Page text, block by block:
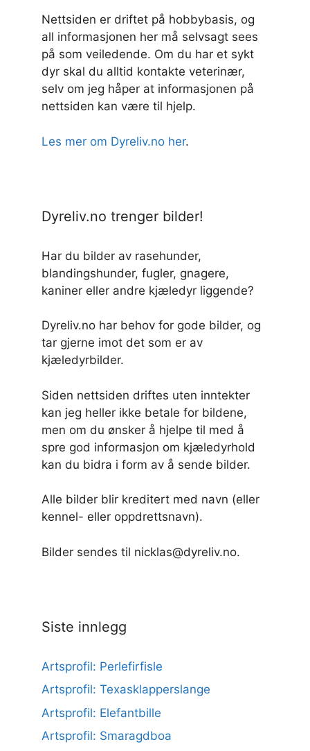
Nettsiden er driftet på hobbybasis, og
all informasjonen her må selvsagt sees
på som veiledende. Om du har et sykt
dyr skal du alltid kontakte veterinær,
selv om jeg håper at informasjonen på
nettsiden kan være til hjelp.
Les mer om Dyreliv.no her.
Dyreliv.no trenger bilder!
Har du bilder av rasehunder,
blandingshunder, fugler, gnagere,
kaniner eller andre kjæledyr liggende?
Dyreliv.no har behov for gode bilder, og
tar gjerne imot det som er av
kjæledyrbilder.
Siden nettsiden driftes uten inntekter
kan jeg heller ikke betale for bildene,
men om du ønsker å hjelpe til med å
spre god informasjon om kjæledyrhold
kan du bidra i form av å sende bilder.
Alle bilder blir kreditert med navn (eller
kennel- eller oppdrettsnavn).
Bilder sendes til nicklas@dyreliv.no.
Siste innlegg
Artsprofil: Perlefirfisle
Artsprofil: Texasklapperslange
Artsprofil: Elefantbille
Artsprofil: Smaragdboa